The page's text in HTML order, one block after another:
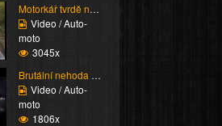
Motorkář tvrdě narazí
Video / Auto-
moto
3045x
Brutální nehoda auta a...
Video / Auto-
moto
1806x